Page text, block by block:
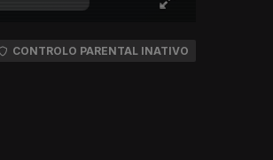
CONTROLO PARENTAL INATIVO